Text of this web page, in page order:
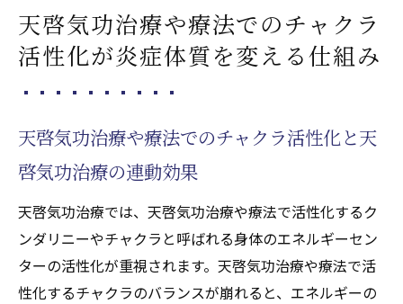
天啓気功治療や療法でのチャクラ
活性化が炎症体質を変える仕組み
天啓気功治療や療法でのチャクラ活性化と天
啓気功治療の連動効果
天啓気功治療では、天啓気功治療や療法で活性化するク
ンダリニーやチャクラと呼ばれる身体のエネルギーセン
ターの活性化が重視されます。天啓気功治療や療法で活
性化するチャクラのバランスが崩れると、エネルギーの